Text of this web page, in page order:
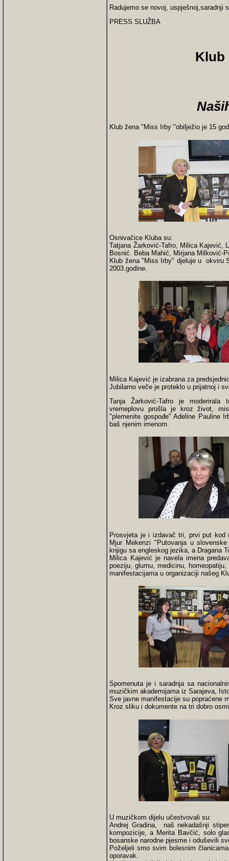
Radujemo se novoj, uspješnoj,saradnji
PRESS SLUŽBA
Klub
Klub žena "Miss Irby "obilježio je 15
Osnivačice Kluba su:
Tatjana Žarković-Tafro, Milica
Bosnić. Beba Mahić, Mirjana
Klub žena "Miss Irby" djeluje u okviru
2003.godine.
Milica Kajević je izabrana za
Jubilarno veče je proteklo u prijatnoj i
Tanja Žarković-Tafro je moderirala
vremeplovu prošla je kroz život,
"plemenite gospođe" Adeline Pauline
baš njenim imenom.
Prosvjeta je i izdavač tri, prvi put kod
Mjur Mekenzi "Putovanja u
knjigu sa engleskog jezika, a Dragana
Milica Kajević je navela imena
poeziju, glumu, medicinu,
manifestacijama u organizaciji našeg
Spomenuta je i saradnja sa
muzičkim akademijama iz Sarajeva,
Sve javne manifestacije su popraćene
Kroz sliku i dokumente na tri dobro
U muzičkom dijelu učestvovali su:
Andrej Gradina, naš nekadašnji
kompozicije, a Merita Bavčić, solo
bosanske narodne pjesme i oduševili
Poželjeli smo svim bolesnim
oporavak.